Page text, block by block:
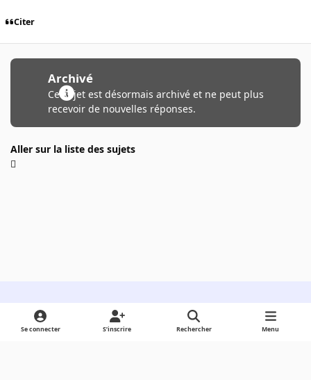
Citer
Archivé
Ce sujet est désormais archivé et ne peut plus
recevoir de nouvelles réponses.
Aller sur la liste des sujets
Light ModeDark ModeSystem Preference
Se connecter S’inscrire Rechercher Menu